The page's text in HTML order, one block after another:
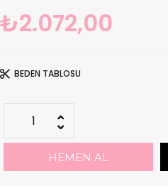
₺2.072,00
BEDEN TABLOSU